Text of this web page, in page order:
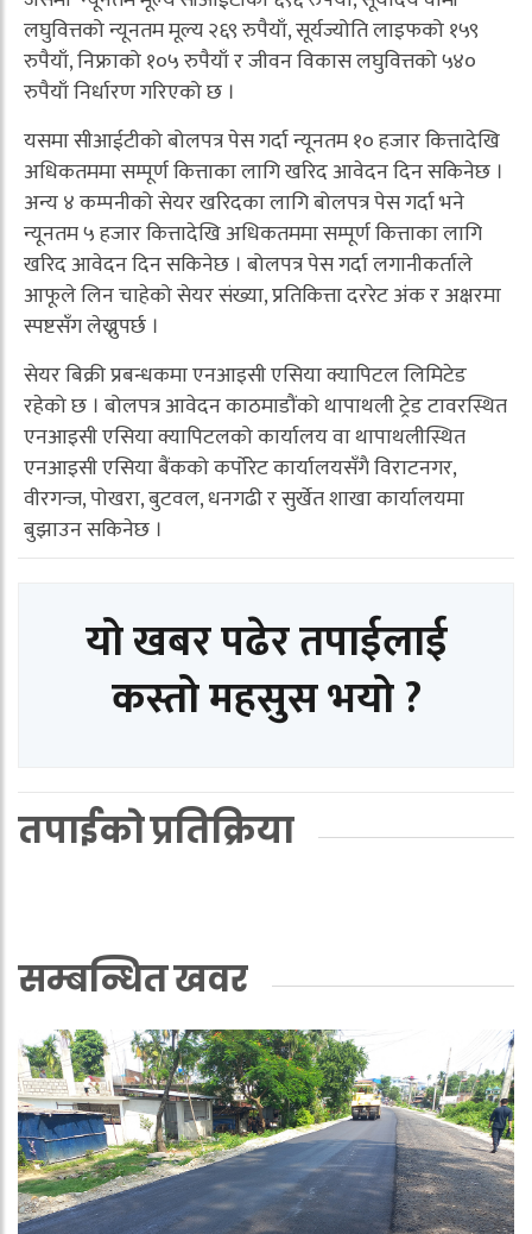
लघुवित्तको न्यूनतम मूल्य २६९ रुपैयाँ, सूर्यज्योति लाइफको १५९
रुपैयाँ, निफ्राको १०५ रुपैयाँ र जीवन विकास लघुवित्तको ५४०
रुपैयाँ निर्धारण गरिएको छ ।
यसमा सीआईटीको बोलपत्र पेस गर्दा न्यूनतम १० हजार कित्तादेखि
अधिकतममा सम्पूर्ण कित्ताका लागि खरिद आवेदन दिन सकिनेछ ।
अन्य ४ कम्पनीको सेयर खरिदका लागि बोलपत्र पेस गर्दा भने
न्यूनतम ५ हजार कित्तादेखि अधिकतममा सम्पूर्ण कित्ताका लागि
खरिद आवेदन दिन सकिनेछ । बोलपत्र पेस गर्दा लगानीकर्ताले
आफूले लिन चाहेको सेयर संख्या, प्रतिकित्ता दररेट अंक र अक्षरमा
स्पष्टसँग लेख्नुपर्छ ।
सेयर बिक्री प्रबन्धकमा एनआइसी एसिया क्यापिटल लिमिटेड
रहेको छ । बोलपत्र आवेदन काठमाडौंको थापाथली ट्रेड टावरस्थित
एनआइसी एसिया क्यापिटलको कार्यालय वा थापाथलीस्थित
एनआइसी एसिया बैंकको कर्पोरेट कार्यालयसँगै विराटनगर,
वीरगन्ज, पोखरा, बुटवल, धनगढी र सुर्खेत शाखा कार्यालयमा
बुझाउन सकिनेछ ।
यो खबर पढेर तपाईलाई
कस्तो महसुस भयो ?
तपाईको प्रतिक्रिया
सम्बन्धित खवर